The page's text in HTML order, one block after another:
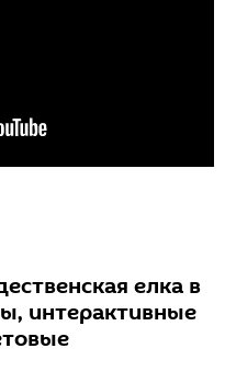
елка в
интерактивные